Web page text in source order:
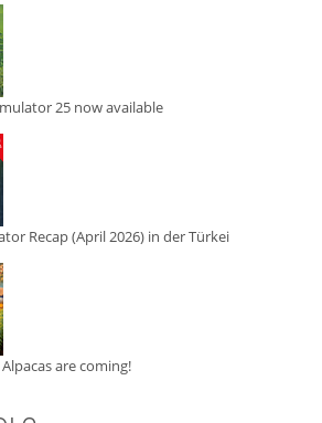
25 now available
Recap (April 2026) in der Türkei
are coming!